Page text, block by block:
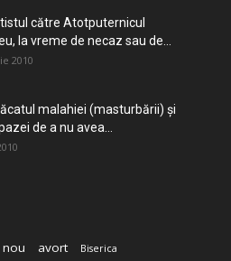
către Atotputernicul
la vreme de necaz sau de...
2010
malahiei (masturbării) şi
de a nu avea...
nou avort Biserica